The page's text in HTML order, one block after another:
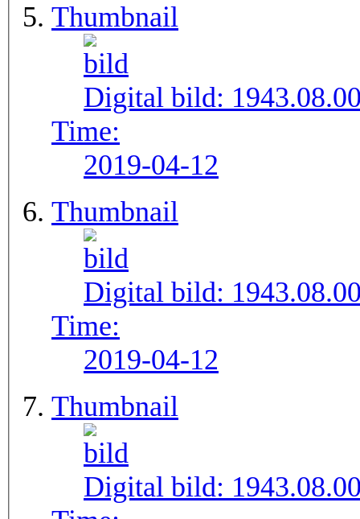
Thumbnail
Digital bild:
Time:
2019-04-12
Thumbnail
Digital bild:
Time:
2019-04-12
Thumbnail
Digital bild: